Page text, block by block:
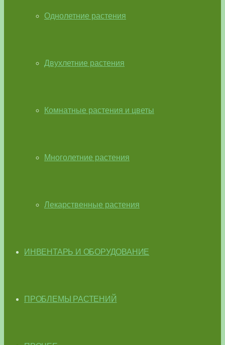
Однолетние растения
Двухлетние растения
Комнатные растения и цветы
Многолетние растения
Лекарственные растения
ИНВЕНТАРЬ И ОБОРУДОВАНИЕ
ПРОБЛЕМЫ РАСТЕНИЙ